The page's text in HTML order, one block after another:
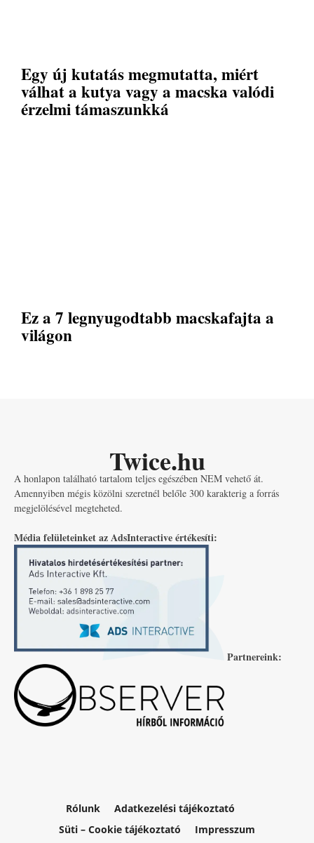
Egy új kutatás megmutatta, miért
válhat a kutya vagy a macska valódi
érzelmi támaszunkká
Ez a 7 legnyugodtabb macskafajta a
világon
Twice.hu
A honlapon található tartalom teljes egészében NEM vehető át.
Amennyiben mégis közölni szeretnél belőle 300 karakterig a forrás
megjelölésével megteheted.
Média felületeinket az AdsInteractive értékesíti:
Partnereink:
Rólunk
Adatkezelési tájékoztató
Süti – Cookie tájékoztató
Impresszum